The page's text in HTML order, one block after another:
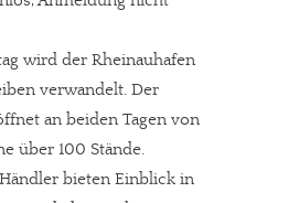
wird der Rheinauhafen
verwandelt. Der
an beiden Tagen von
über 100 Stände.
bieten Einblick in